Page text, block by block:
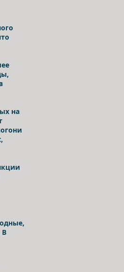
на
В